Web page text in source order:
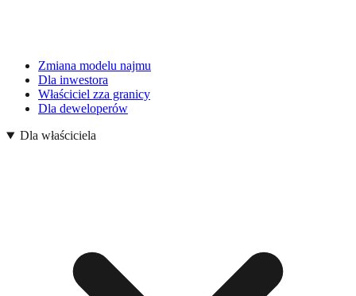
Zmiana modelu najmu
Dla inwestora
Właściciel zza granicy
Dla deweloperów
Dla właściciela